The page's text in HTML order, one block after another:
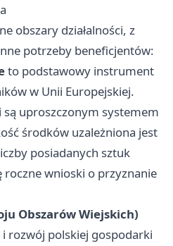
obszary działalności, z
potrzeby beneficjentów:
to podstawowy instrument
w Unii Europejskiej.
są uproszczonym systemem
środków uzależniona jest
posiadanych sztuk
roczne wnioski o przyznanie
Obszarów Wiejskich)
rozwój polskiej gospodarki